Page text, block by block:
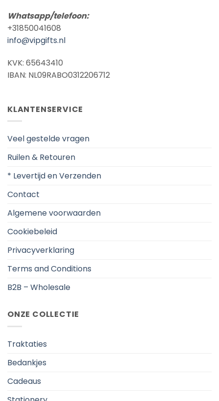
Whatsapp/telefoon:
+31850041608
info@vipgifts.nl
KVK: 65643410
IBAN: NL09RABO0312206712
KLANTENSERVICE
Veel gestelde vragen
Ruilen & Retouren
* Levertijd en Verzenden
Contact
Algemene voorwaarden
Cookiebeleid
Privacyverklaring
Terms and Conditions
B2B – Wholesale
ONZE COLLECTIE
Traktaties
Bedankjes
Cadeaus